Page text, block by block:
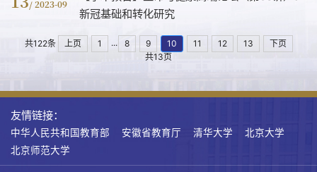
/ 2023-09
新冠基础和转化研究
共122条 上页 1 ... 8 9 10 11 12 13
下页
共13页
友情链接：
中华人民共和国教育部 安徽省教育厅 清华大学
北京大学
北京师范大学